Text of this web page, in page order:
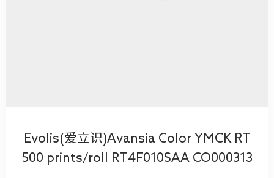
Evolis(爱立识)Avansia Color YMCK RT
500 prints/roll RT4F010SAA CO000313